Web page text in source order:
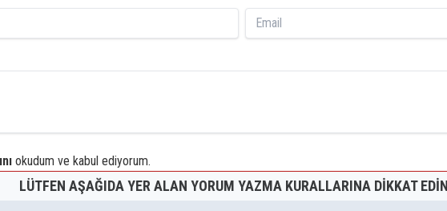
okudum ve kabul ediyorum.
LÜTFEN AŞAĞIDA YER ALAN YORUM YAZMA KURALLARINA DIKKAT